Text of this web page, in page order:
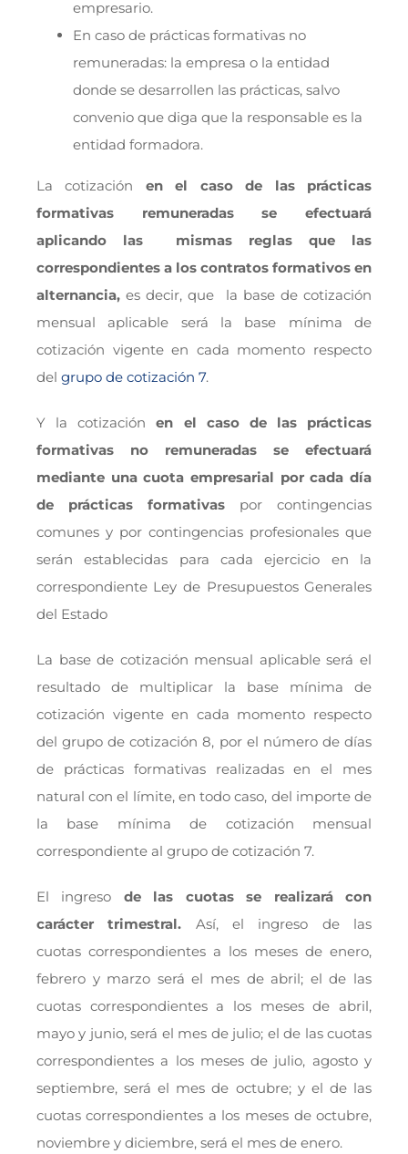
empresario.
En caso de prácticas formativas no
remuneradas: la empresa o la entidad
donde se desarrollen las prácticas, salvo
convenio que diga que la responsable es la
entidad formadora.
La cotización en el caso de las prácticas
formativas remuneradas se efectuará
aplicando las mismas reglas que las
correspondientes a los contratos formativos en
alternancia,es decir, que la base de cotización
mensual aplicable será la base mínima de
cotización vigente en cada momento respecto
del grupo de cotización 7.
Y la cotización en el caso de las prácticas
formativas no remuneradas se efectuará
mediante una cuota empresarial por cada día
de prácticas formativas por contingencias
comunes y por contingencias profesionales que
serán establecidas para cada ejercicio en la
correspondiente Ley de Presupuestos Generales
del Estado
La base de cotización mensual aplicable será el
resultado de multiplicar la base mínima de
cotización vigente en cada momento respecto
del grupo de cotización 8, por el número de días
de prácticas formativas realizadas en el mes
natural con el límite, en todo caso, del importe de
la base mínima de cotización mensual
correspondiente al grupo de cotización 7.
El ingreso de las cuotas se realizará con
carácter trimestral. Así, el ingreso de las
cuotas correspondientes a los meses de enero,
febrero y marzo será el mes de abril; el de las
cuotas correspondientes a los meses de abril,
mayo y junio, será el mes de julio; el de las cuotas
correspondientes a los meses de julio, agosto y
septiembre, será el mes de octubre; y el de las
cuotas correspondientes a los meses de octubre,
noviembre y diciembre, será el mes de enero.